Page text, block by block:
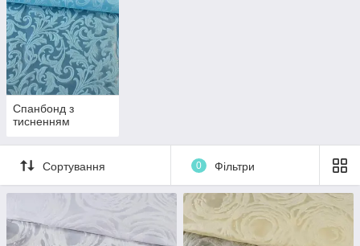
Спанбонд з
тисненням
Сортування 0 Фільтри